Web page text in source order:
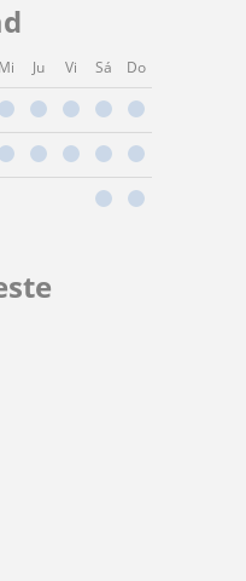
Mi Ju Vi Sá Do